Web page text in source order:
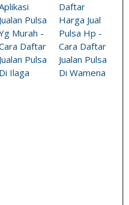
Jualan Pulsa
Murah -
Daftar
Jualan Pulsa
Di Ilaga
Daftar
Harga Jual
Pulsa Hp -
Cara Daftar
Jualan Pulsa
Di Wamena